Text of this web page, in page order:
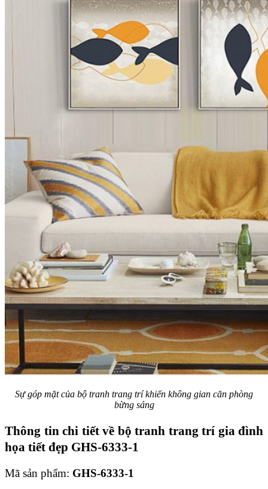
Sự góp mặt của bộ tranh trang trí khiến không gian căn phòng
bừng sáng
Thông tin chi tiết về bộ tranh trang trí gia đình
họa tiết đẹp GHS-6333-1
Mã sản phẩm: GHS-6333-1